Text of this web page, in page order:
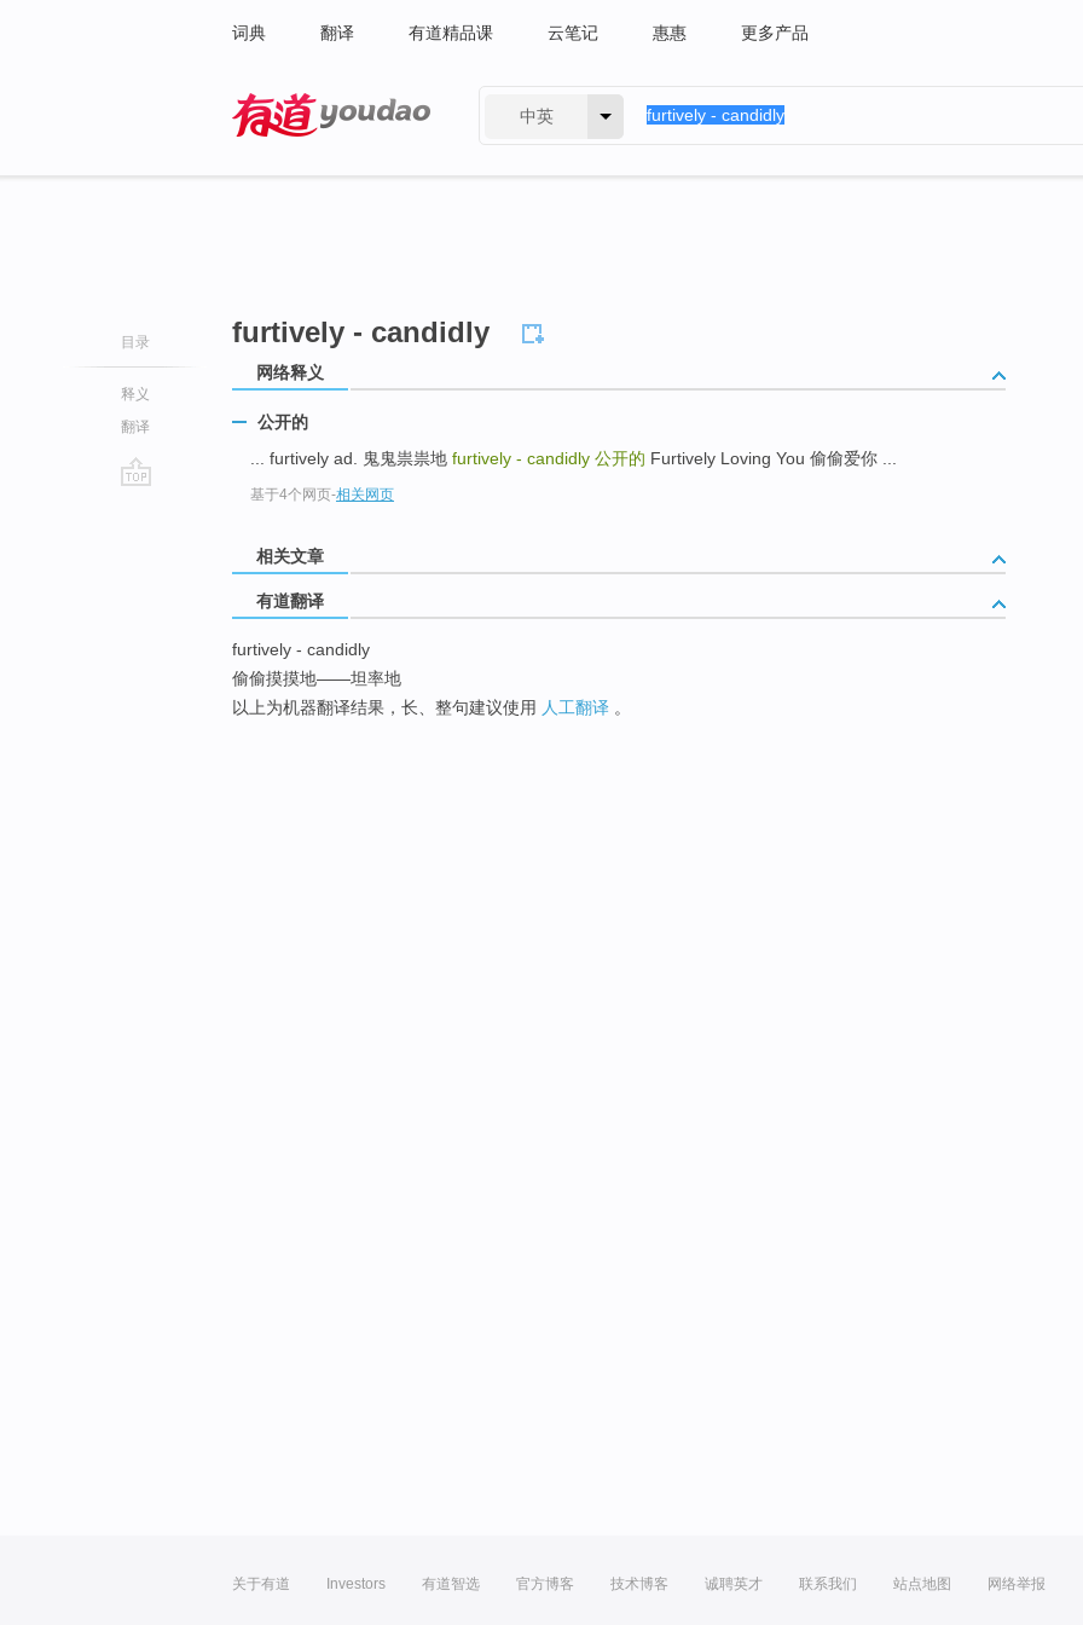
词典 翻译 有道精品课 云笔记 惠惠 更多产品
中英
目录
释义
翻译
furtively - candidly
网络释义
公开的
... furtively ad. 鬼鬼祟祟地 furtively - candidly 公开的 Furtively Loving You 偷偷爱你 ...
基于4个网页-相关网页
相关文章
有道翻译
furtively - candidly
偷偷摸摸地——坦率地
以上为机器翻译结果，长、整句建议使用 人工翻译 。
关于有道 Investors 有道智选 官方博客 技术博客 诚聘英才 联系我们 站点地图 网络举报